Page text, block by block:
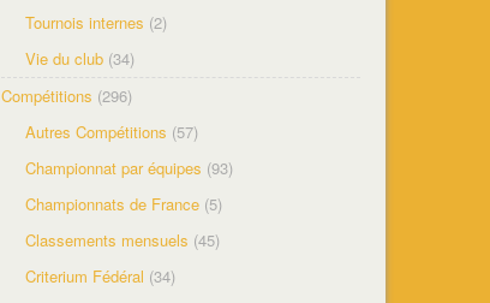
Tournois internes (2)
Vie du club (34)
Compétitions (296)
Autres Compétitions (57)
Championnat par équipes (93)
Championnats de France (5)
Classements mensuels (45)
Criterium Fédéral (34)